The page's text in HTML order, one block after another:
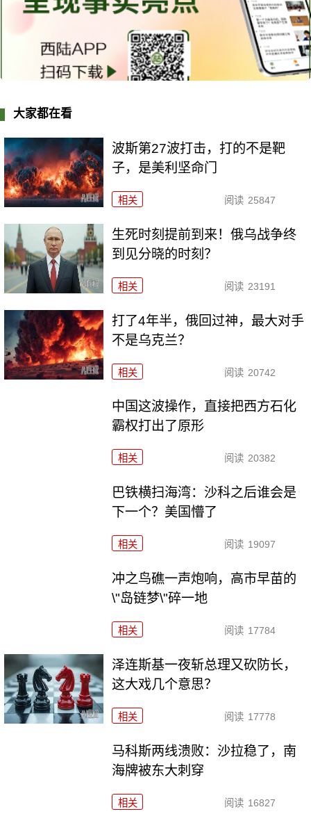
大家都在看
波斯第27波打击，打的不是靶
子，是美利坚命门
相关 阅读 25847
生死时刻提前到来！俄乌战争终
到见分晓的时刻？
相关 阅读 23191
打了4年半，俄回过神，最大对手
不是乌克兰？
相关 阅读 20742
中国这波操作，直接把西方石化
霸权打出了原形
相关 阅读 20382
巴铁横扫海湾：沙科之后谁会是
下一个？美国懵了
相关 阅读 19097
冲之鸟礁一声炮响，高市早苗的
\"岛链梦\"碎一地
相关 阅读 17784
泽连斯基一夜斩总理又砍防长，
这大戏几个意思？
相关 阅读 17778
马科斯两线溃败：沙拉稳了，南
海牌被东大刺穿
相关 阅读 16827